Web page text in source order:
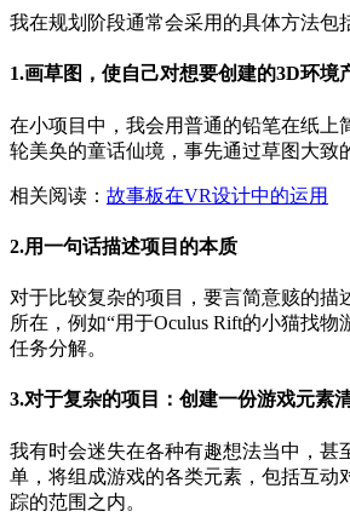
我在规划阶段通常会采用的具体方法包
1.画草图，使自己对想要创建的3D环境
在小项目中，我会用普通的铅笔在纸上
轮美奂的童话仙境，事先通过草图大致
相关阅读： 故事板在VR设计中的运用
2.用一句话描述项目的本质
对于比较复杂的项目，要言简意赅的
所在，例如“用于Oculus Rift的小猫找
任务分解。
3.对于复杂的项目：创建一份游戏元素
我有时会迷失在各种有趣想法当中，
单，将组成游戏的各类元素，包括互动
踪的范围之内。